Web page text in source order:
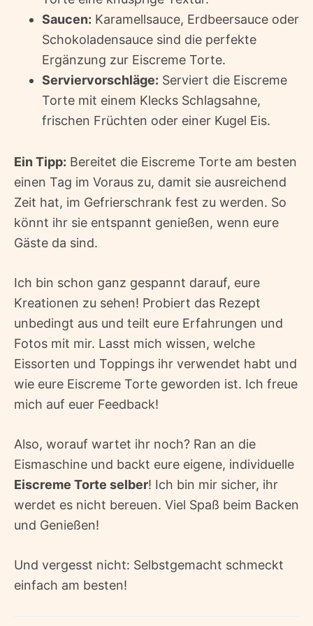
Saucen: Karamellsauce, Erdbeersauce oder
Schokoladensauce sind die perfekte
Ergänzung zur Eiscreme Torte.
Serviervorschläge: Serviert die Eiscreme
Torte mit einem Klecks Schlagsahne,
frischen Früchten oder einer Kugel Eis.
Ein Tipp: Bereitet die Eiscreme Torte am besten
einen Tag im Voraus zu, damit sie ausreichend
Zeit hat, im Gefrierschrank fest zu werden. So
könnt ihr sie entspannt genießen, wenn eure
Gäste da sind.
Ich bin schon ganz gespannt darauf, eure
Kreationen zu sehen! Probiert das Rezept
unbedingt aus und teilt eure Erfahrungen und
Fotos mit mir. Lasst mich wissen, welche
Eissorten und Toppings ihr verwendet habt und
wie eure Eiscreme Torte geworden ist. Ich freue
mich auf euer Feedback!
Also, worauf wartet ihr noch? Ran an die
Eismaschine und backt eure eigene, individuelle
Eiscreme Torte selber! Ich bin mir sicher, ihr
werdet es nicht bereuen. Viel Spaß beim Backen
und Genießen!
Und vergesst nicht: Selbstgemacht schmeckt
einfach am besten!